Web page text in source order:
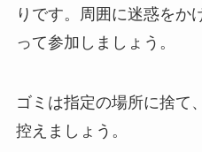
りです。周囲に迷惑をか
って参加しましょう。
ゴミは指定の場所に捨て
控えましょう。